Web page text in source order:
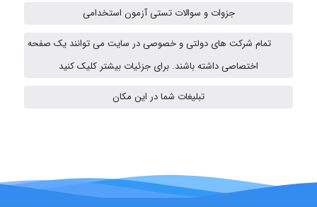
abolfazlkoshehe
vali
جزوات و سوالات تستی آزمون استخدامی
تمام شرکت های دولتی و خصوصی در سایت می توانند یک صفحه
اختصاصی داشته باشند. برای جزئیات بیشتر کلیک کنید
تبلیغات شما در این مکان